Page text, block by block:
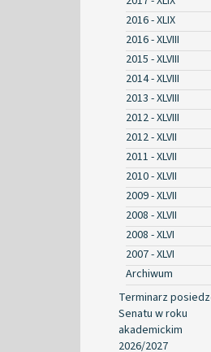
2016 - XLIX
2016 - XLVIII
2015 - XLVIII
2014 - XLVIII
2013 - XLVIII
2012 - XLVIII
2012 - XLVII
2011 - XLVII
2010 - XLVII
2009 - XLVII
2008 - XLVII
2008 - XLVI
2007 - XLVI
Archiwum
Terminarz
Senatu w roku
akademickim
2026/2027